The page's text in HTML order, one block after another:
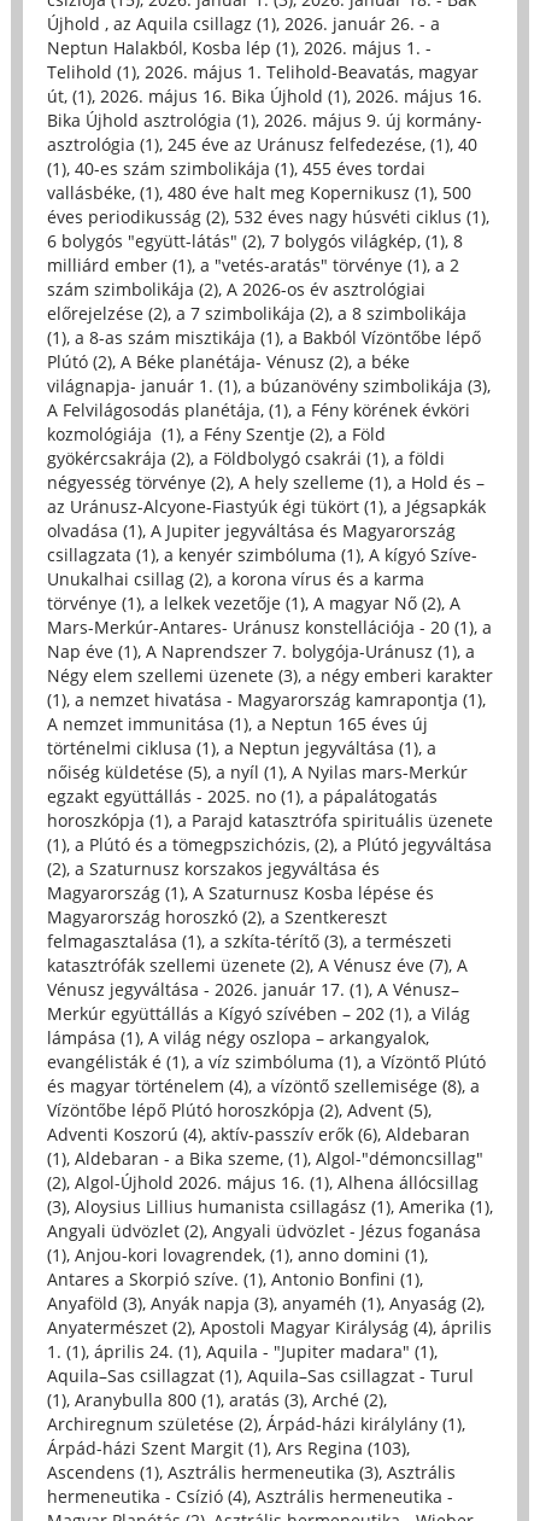
Újhold , az Aquila csillagz (1), 2026. január 26. - a
Neptun Halakból, Kosba lép (1), 2026. május 1. -
Telihold (1), 2026. május 1. Telihold-Beavatás, magyar
út, (1), 2026. május 16. Bika Újhold (1), 2026. május 16.
Bika Újhold asztrológia (1), 2026. május 9. új kormány-
asztrológia (1), 245 éve az Uránusz felfedezése, (1), 40
(1), 40-es szám szimbolikája (1), 455 éves tordai
vallásbéke, (1), 480 éve halt meg Kopernikusz (1), 500
éves periodikusság (2), 532 éves nagy húsvéti ciklus (1),
6 bolygós "együtt-látás" (2), 7 bolygós világkép, (1), 8
milliárd ember (1), a "vetés-aratás" törvénye (1), a 2
szám szimbolikája (2), A 2026-os év asztrológiai
előrejelzése (2), a 7 szimbolikája (2), a 8 szimbolikája
(1), a 8-as szám misztikája (1), a Bakból Vízöntőbe lépő
Plútó (2), A Béke planétája- Vénusz (2), a béke
világnapja- január 1. (1), a búzanövény szimbolikája (3),
A Felvilágosodás planétája, (1), a Fény körének évköri
kozmológiája (1), a Fény Szentje (2), a Föld
gyökércsakrája (2), a Földbolygó csakrái (1), a földi
négyesség törvénye (2), A hely szelleme (1), a Hold és –
az Uránusz-Alcyone-Fiastyúk égi tükört (1), a Jégsapkák
olvadása (1), A Jupiter jegyváltása és Magyarország
csillagzata (1), a kenyér szimbóluma (1), A kígyó Szíve-
Unukalhai csillag (2), a korona vírus és a karma
törvénye (1), a lelkek vezetője (1), A magyar Nő (2), A
Mars-Merkúr-Antares- Uránusz konstellációja - 20 (1), a
Nap éve (1), A Naprendszer 7. bolygója-Uránusz (1), a
Négy elem szellemi üzenete (3), a négy emberi karakter
(1), a nemzet hivatása - Magyarország kamrapontja (1),
A nemzet immunitása (1), a Neptun 165 éves új
történelmi ciklusa (1), a Neptun jegyváltása (1), a
nőiség küldetése (5), a nyíl (1), A Nyilas mars-Merkúr
egzakt együttállás - 2025. no (1), a pápalátogatás
horoszkópja (1), a Parajd katasztrófa spirituális üzenete
(1), a Plútó és a tömegpszichózis, (2), a Plútó jegyváltása
(2), a Szaturnusz korszakos jegyváltása és
Magyarország (1), A Szaturnusz Kosba lépése és
Magyarország horoszkó (2), a Szentkereszt
felmagasztalása (1), a szkíta-térítő (3), a természeti
katasztrófák szellemi üzenete (2), A Vénusz éve (7), A
Vénusz jegyváltása - 2026. január 17. (1), A Vénusz–
Merkúr együttállás a Kígyó szívében – 202 (1), a Világ
lámpása (1), A világ négy oszlopa – arkangyalok,
evangélisták é (1), a víz szimbóluma (1), a Vízöntő Plútó
és magyar történelem (4), a vízöntő szellemisége (8), a
Vízöntőbe lépő Plútó horoszkópja (2), Advent (5),
Adventi Koszorú (4), aktív-passzív erők (6), Aldebaran
(1), Aldebaran - a Bika szeme, (1), Algol-"démoncsillag"
(2), Algol-Újhold 2026. május 16. (1), Alhena állócsillag
(3), Aloysius Lillius humanista csillagász (1), Amerika (1),
Angyali üdvözlet (2), Angyali üdvözlet - Jézus foganása
(1), Anjou-kori lovagrendek, (1), anno domini (1),
Antares a Skorpió szíve. (1), Antonio Bonfini (1),
Anyaföld (3), Anyák napja (3), anyaméh (1), Anyaság (2),
Anyatermészet (2), Apostoli Magyar Királyság (4), április
1. (1), április 24. (1), Aquila - "Jupiter madara" (1),
Aquila–Sas csillagzat (1), Aquila–Sas csillagzat - Turul
(1), Aranybulla 800 (1), aratás (3), Arché (2),
Archiregnum születése (2), Árpád-házi királylány (1),
Árpád-házi Szent Margit (1), Ars Regina (103),
Ascendens (1), Asztrális hermeneutika (3), Asztrális
hermeneutika - Csízió (4), Asztrális hermeneutika -